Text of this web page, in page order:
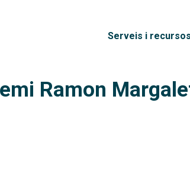
Menú
Serveis i recursos
Ramon